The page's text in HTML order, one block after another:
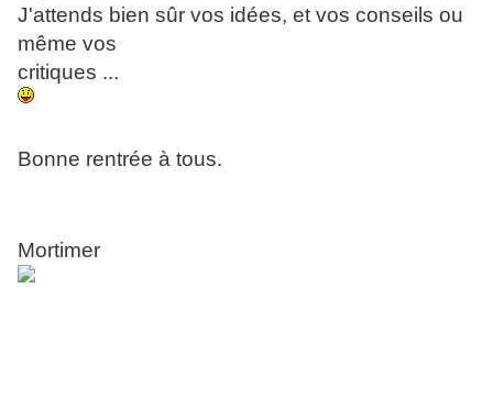
J'attends bien sûr vos idées, et vos conseils ou
même vos
critiques ...
Bonne rentrée à tous.
Mortimer